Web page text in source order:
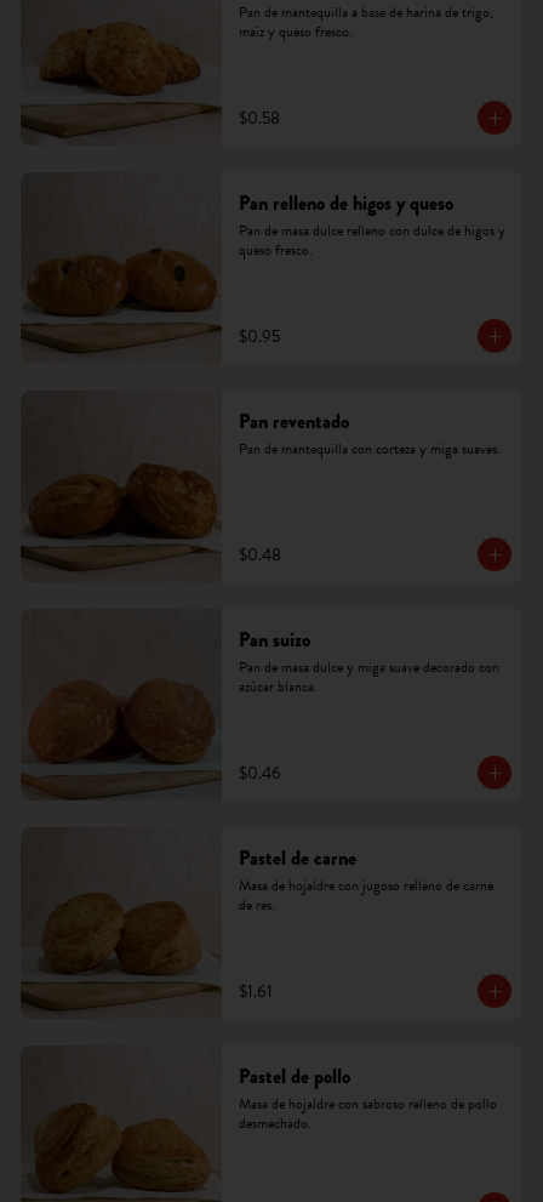
Pan de mantequilla a base de harina de trigo,
maíz y queso fresco.
$0.58
Pan relleno de higos y queso
Pan de masa dulce relleno con dulce de higos y
queso fresco.
$0.95
Pan reventado
Pan de mantequilla con corteza y miga suaves.
$0.48
Pan suizo
Pan de masa dulce y miga suave decorado con
azúcar blanca.
$0.46
Pastel de carne
Masa de hojaldre con jugoso relleno de carne
de res.
$1.61
Pastel de pollo
Masa de hojaldre con sabroso relleno de pollo
desmechado.